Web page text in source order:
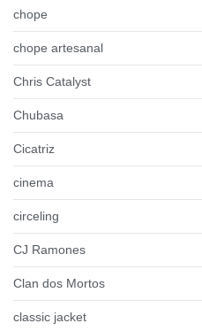
chope
chope artesanal
Chris Catalyst
Chubasa
Cicatriz
cinema
circeling
CJ Ramones
Clan dos Mortos
classic jacket